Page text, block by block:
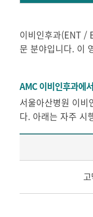
이비인후과(ENT /
문 분야입니다. 이
AMC 이비인후과에
서울아산병원 이
다. 아래는 자주 시